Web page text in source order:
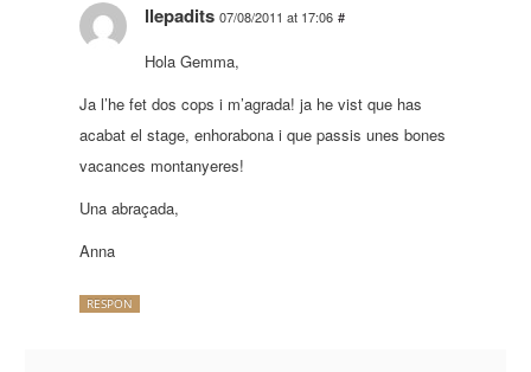
llepadits 07/08/2011 at 17:06 #
Hola Gemma,
Ja l’he fet dos cops i m’agrada! ja he vist que has
acabat el stage, enhorabona i que passis unes bones
vacances montanyeres!
Una abraçada,
Anna
RESPON